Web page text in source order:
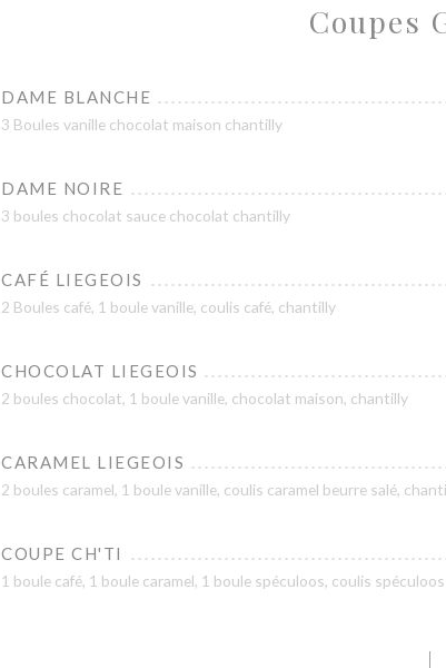
Coupes
DAME BLANCHE
3 Boules vanille chocolat maison chantilly
DAME NOIRE
3 boules chocolat sauce chocolat chantilly
CAFÉ LIEGEOIS
2 Boules café, 1 boule vanille, coulis café, chantilly
CHOCOLAT LIEGEOIS
2 boules chocolat, 1 boule vanille, chocolat maison, chantilly
CARAMEL LIEGEOIS
2 boules caramel, 1 boule vanille, coulis caramel beurre salé,
COUPE CH'TI
1 boule café, 1 boule caramel, 1 boule spéculoos, coulis